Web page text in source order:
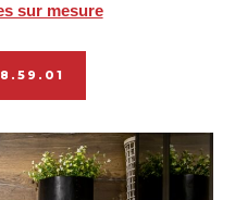
sur mesure